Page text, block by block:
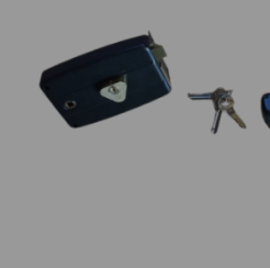
d’images